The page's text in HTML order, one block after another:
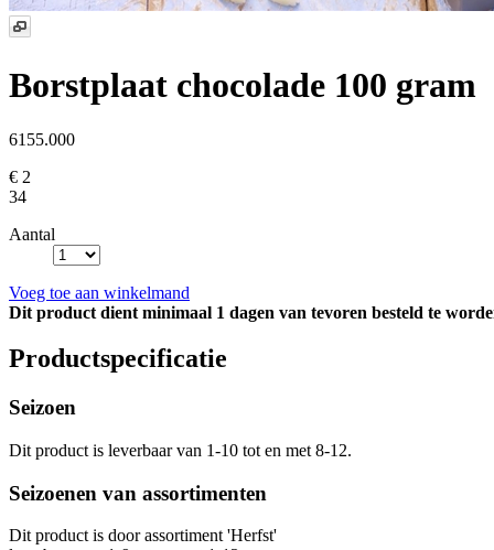
Borstplaat chocolade 100 gram
6155.000
€ 2
34
Aantal
Voeg toe aan winkelmand
Dit product dient minimaal 1 dagen van tevoren besteld te
Productspecificatie
Seizoen
Dit product is leverbaar van 1-10 tot en met 8-12.
Seizoenen van assortimenten
Dit product is door assortiment 'Herfst'